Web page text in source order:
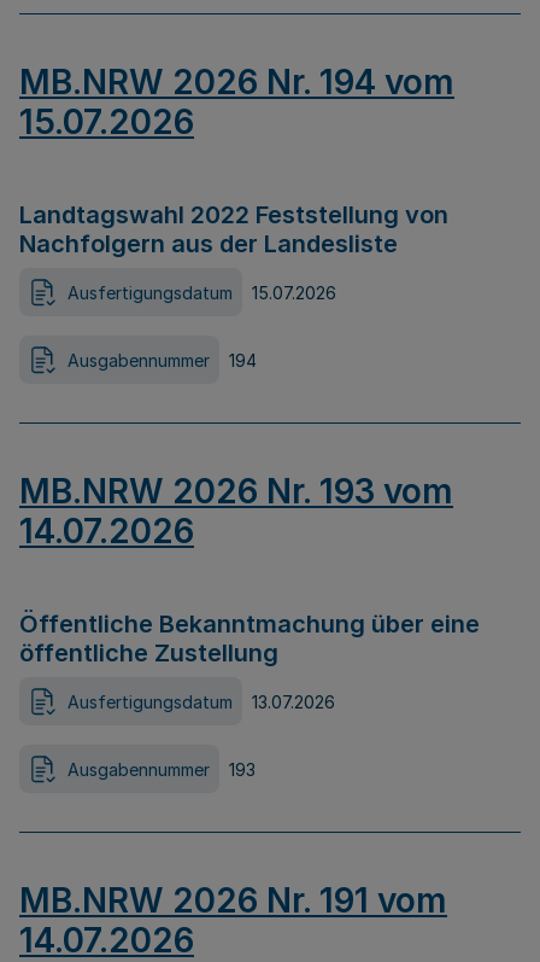
MB.NRW 2026 Nr. 194 vom
15.07.2026
Landtagswahl 2022 Feststellung von
Nachfolgern aus der Landesliste
Ausfertigungsdatum 15.07.2026
Ausgabennummer 194
MB.NRW 2026 Nr. 193 vom
14.07.2026
Öffentliche Bekanntmachung über eine
öffentliche Zustellung
Ausfertigungsdatum 13.07.2026
Ausgabennummer 193
MB.NRW 2026 Nr. 191 vom
14.07.2026